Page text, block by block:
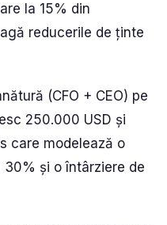
la 15% din
reducerile de ținte
(CFO + CEO) pe
250.000 USD și
care modelează o
și o întârziere de